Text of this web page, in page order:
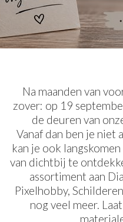
Na maanden van
zover: op 19
de deuren van
Vanaf dan ben je niet
kan je ook
van dichtbij te
assortiment aan
Pixelhobby,
nog veel meer.